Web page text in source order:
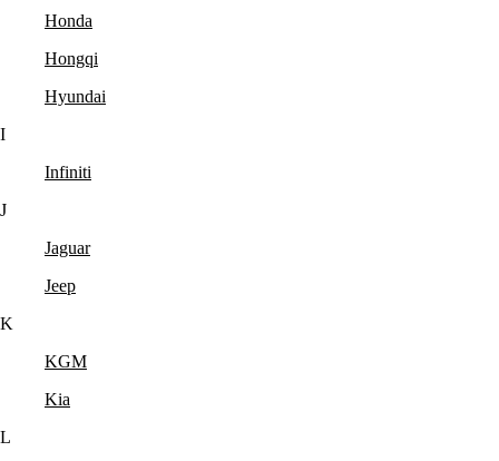
Honda
Hongqi
Hyundai
I
Infiniti
J
Jaguar
Jeep
K
KGM
Kia
L